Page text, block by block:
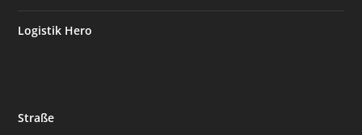
Logistik Hero
Straße